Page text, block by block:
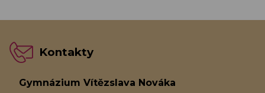
Kontakty
Gymnázium Vítězslava Nováka